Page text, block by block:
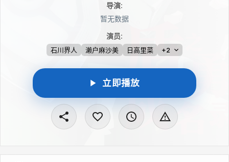
布尔，那里的居民被卖为奴隶，作为营救他们的第一步，尚文与拉
芙塔利亚和菲洛一起加入了地下斗技场， 寻求救赎的亚人，伤心
欲绝的三位勇者，以及潜伏在阴影之中的麦茵 当每个人的情节交
集时 岩谷尚文能走上他所相信的道路吗？
导演:
暂无数据
演员:
石川界人 濑户麻沙美 日高里菜 +2
立即播放